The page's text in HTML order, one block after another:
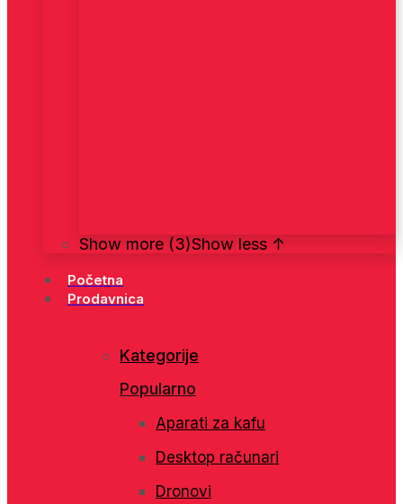
Show more (3)Show less ↑
Početna
Prodavnica
Kategorije
Popularno
Aparati za kafu
Desktop računari
Dronovi